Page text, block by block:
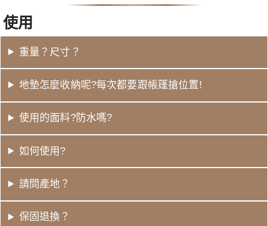
使用
重量？尺寸？
地墊怎麼收納呢?每次都要跟帳篷搶位置!
使用的面料?防水嗎?
如何使用?
請問產地？
保固退換？